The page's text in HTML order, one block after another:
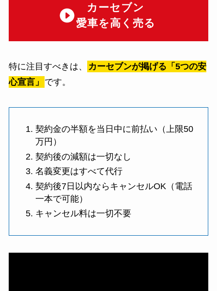
カーセブン
愛車を高く売る
特に注目すべきは、
カーセブンが掲げる「5つの安
心宣言」
です。
契約金の半額を当日中に前払い（上限50
万円）
契約後の減額は一切なし
名義変更はすべて代行
契約後7日以内ならキャンセルOK（電話
一本で可能）
キャンセル料は一切不要